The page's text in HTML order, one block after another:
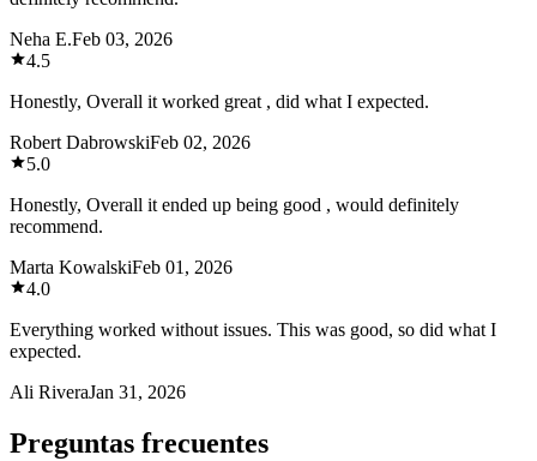
Neha E.Feb 03, 2026
4.5
Honestly, Overall it worked great , did what I expected.
Robert DabrowskiFeb 02, 2026
5.0
Honestly, Overall it ended up being good , would definitely
recommend.
Marta KowalskiFeb 01, 2026
4.0
Everything worked without issues. This was good, so did what I
expected.
Ali RiveraJan 31, 2026
Preguntas frecuentes